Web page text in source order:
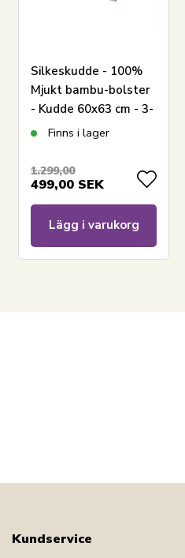
LÄGG I
Läs om underhåll av
Se vårt stora
Har du frågor
Silkeskudde - 100%
Mjukt bambu-bolster
- Kudde 60x63 cm - 3-
kammars huvudkudde
Finns i lager
1.299,00
499,00 SEK
Lägg i varukorg
Kundservice